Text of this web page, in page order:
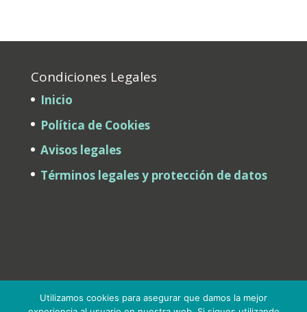
Condiciones Legales
Inicio
Política de Cookies
Avisos legales
Términos legales y protección de datos
Utilizamos cookies para asegurar que damos la mejor